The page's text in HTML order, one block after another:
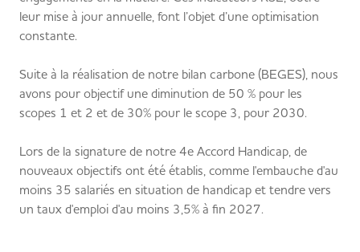
leur mise à jour annuelle, font l’objet d’une optimisation
constante.
Suite à la réalisation de notre bilan carbone (BEGES), nous
avons pour objectif une diminution de 50 % pour les
scopes 1 et 2 et de 30% pour le scope 3, pour 2030.
Lors de la signature de notre 4e Accord Handicap, de
nouveaux objectifs ont été établis, comme l'embauche d'au
moins 35 salariés en situation de handicap et tendre vers
un taux d'emploi d'au moins 3,5% à fin 2027.